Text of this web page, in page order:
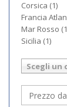
Corsica (1)
Francia
Mar Rosso
Sicilia (1)
Scegli un